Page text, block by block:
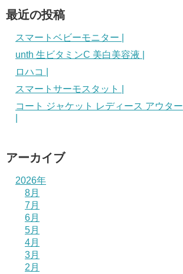
最近の投稿
スマートベビーモニター |
unth 生ビタミンC 美白美容液 |
ロハコ |
スマートサーモスタット |
コート ジャケット レディース アウター
アーカイブ
2026年
8月
7月
6月
5月
4月
3月
2月